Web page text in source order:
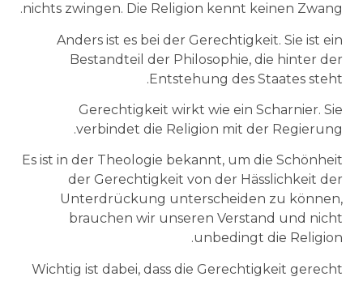
nichts zwingen. Die Religion kennt keinen Zwang.
Anders ist es bei der Gerechtigkeit. Sie ist ein
Bestandteil der Philosophie, die hinter der
Entstehung des Staates steht.
Gerechtigkeit wirkt wie ein Scharnier. Sie
verbindet die Religion mit der Regierung.
Es ist in der Theologie bekannt, um die Schönheit
der Gerechtigkeit von der Hässlichkeit der
Unterdrückung unterscheiden zu können,
brauchen wir unseren Verstand und nicht
unbedingt die Religion.
Wichtig ist dabei, dass die Gerechtigkeit gerecht